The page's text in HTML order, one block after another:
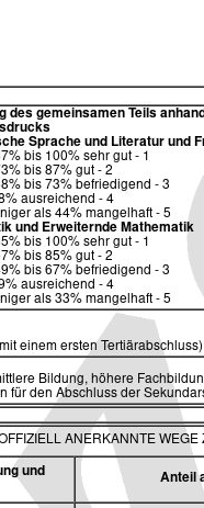
des gemeinsamen Teils
Sprache und Literatur und
bis 100% sehr gut - 1
bis 87% gut - 2
bis 73% befriedigend - 3
ausreichend - 4
als 44% mangelhaft - 5
und Erweiternde Mathematik
bis 100% sehr gut - 1
bis 85% gut - 2
bis 67% befriedigend - 3
ausreichend - 4
als 33% mangelhaft - 5
einem ersten Tertiärabschluss)
Bildung, höhere
für den Abschluss der
ANERKANNTE
und
Anteil